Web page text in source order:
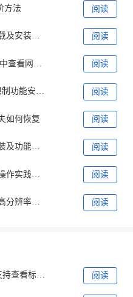
方法 阅读
Chrome浏览器官方下载包下载及安装方法解析 阅读
阅读
google浏览器隐身模式访问限制功能安全性分析 阅读
如何恢复 阅读
google Chrome浏览器快速安装及功能配置步骤 阅读
阅读
如何通过Chrome浏览器提高高分辨率显示效果 阅读
谷歌 Chrome 浏览器新功能支持查看标签页内存 阅读